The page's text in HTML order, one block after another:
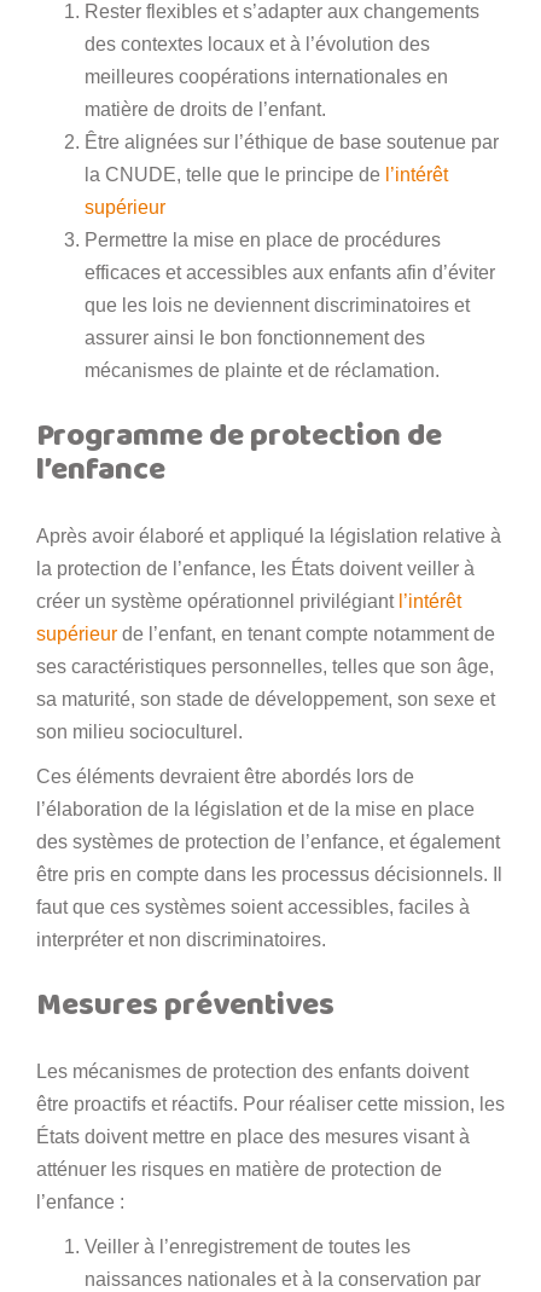
Rester flexibles et s’adapter aux changements
des contextes locaux et à l’évolution des
meilleures coopérations internationales en
matière de droits de l’enfant.
Être alignées sur l’éthique de base soutenue par
la CNUDE, telle que le principe de l’intérêt
supérieur
Permettre la mise en place de procédures
efficaces et accessibles aux enfants afin d’éviter
que les lois ne deviennent discriminatoires et
assurer ainsi le bon fonctionnement des
mécanismes de plainte et de réclamation.
Programme de protection de
l’enfance
Après avoir élaboré et appliqué la législation relative à
la protection de l’enfance, les États doivent veiller à
créer un système opérationnel privilégiant l’intérêt
supérieur de l’enfant, en tenant compte notamment de
ses caractéristiques personnelles, telles que son âge,
sa maturité, son stade de développement, son sexe et
son milieu socioculturel.
Ces éléments devraient être abordés lors de
l’élaboration de la législation et de la mise en place
des systèmes de protection de l’enfance, et également
être pris en compte dans les processus décisionnels. Il
faut que ces systèmes soient accessibles, faciles à
interpréter et non discriminatoires.
Mesures préventives
Les mécanismes de protection des enfants doivent
être proactifs et réactifs. Pour réaliser cette mission, les
États doivent mettre en place des mesures visant à
atténuer les risques en matière de protection de
l’enfance :
Veiller à l’enregistrement de toutes les
naissances nationales et à la conservation par